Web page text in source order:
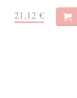
21,12 €